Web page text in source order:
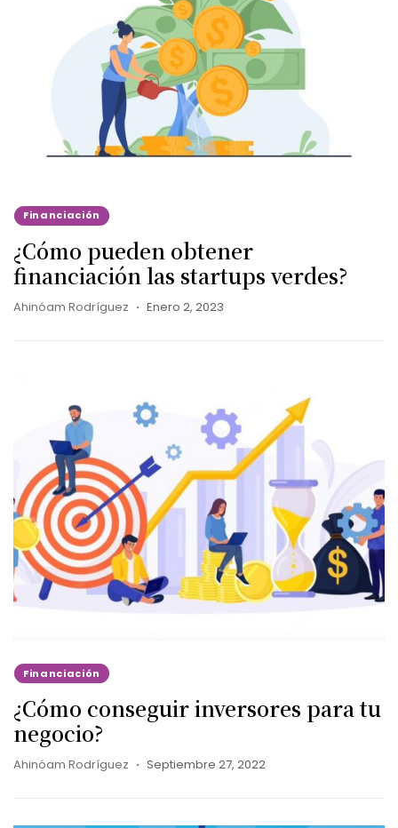
Financiación
¿Cómo pueden obtener
financiación las startups verdes?
Ahinóam Rodríguez Enero 2, 2023
Financiación
¿Cómo conseguir inversores para tu
negocio?
Ahinóam Rodríguez Septiembre 27, 2022